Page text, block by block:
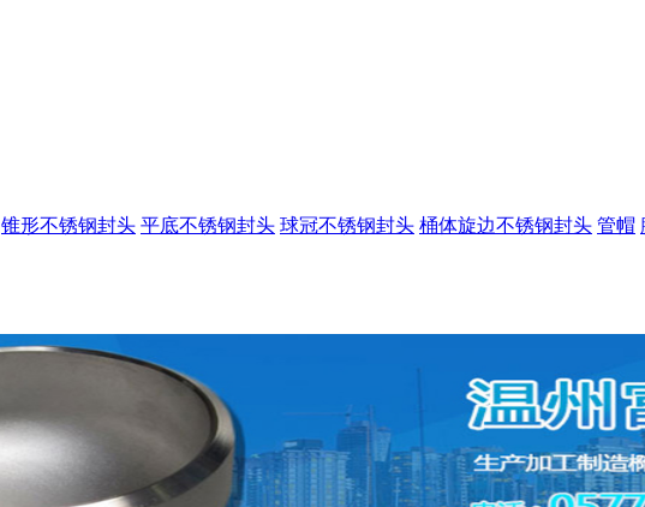
锥形不锈钢封头 平底不锈钢封头 球冠不锈钢封头 桶体旋边不锈钢封头 管帽